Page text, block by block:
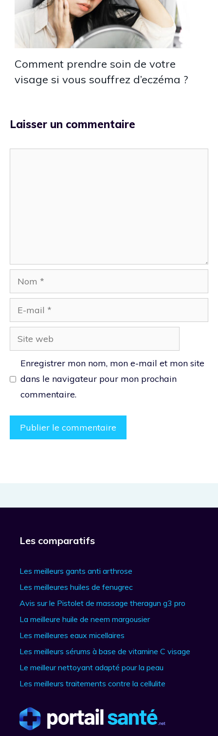
Comment prendre soin de votre
visage si vous souffrez d’eczéma ?
Laisser un commentaire
Nom
mail
Site
web
Enregistrer mon nom, mon e-mail et mon site
dans le navigateur pour mon prochain
commentaire.
Les comparatifs
Les meilleurs gants anti arthrose
Les meilleures huiles de fenugrec
Avis sur le Pistolet de massage theragun g3 pro
La meilleure huile de neem margousier
Les meilleures eaux micellaires
Les meilleurs sérums à base de vitamine C visage
Le meilleur nettoyant adapté pour la peau
Les meilleurs traitements contre la cellulite